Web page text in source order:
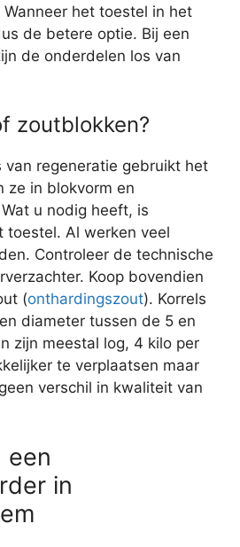
het toestel in het
de betere optie. Bij een
de onderdelen los van
zoutblokken?
van regeneratie gebruikt het
ze in blokvorm en
u nodig heeft, is
toestel. Al werken veel
Controleer de technische
Koop bovendien
(onthardingszout). Korrels
diameter tussen de 5 en
zijn meestal log, 4 kilo per
te verplaatsen maar
verschil in kwaliteit van
een
in